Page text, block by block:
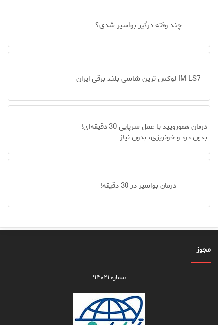
چند وقته درگیر بواسیر شدی؟
IM LS7 لوکس ترین شاسی بلند برقی ایران
درمان همورویید با عمل سرپایی 30 دقیقه‌ای!
بدون درد و خونریزی، بدون نیاز
درمان بواسیر در 30 دقیقه!
مجوز
شماره ۹۴۰۲۱